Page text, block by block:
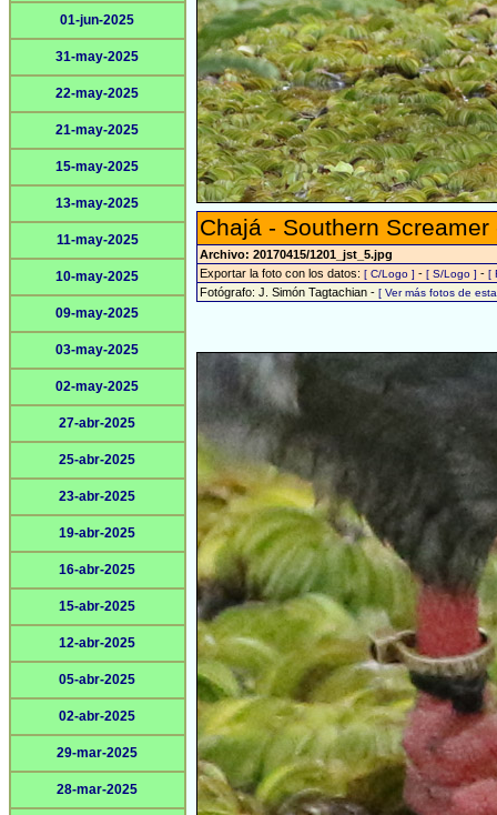
01-jun-2025
31-may-2025
22-may-2025
21-may-2025
15-may-2025
13-may-2025
11-may-2025
10-may-2025
09-may-2025
03-may-2025
02-may-2025
27-abr-2025
25-abr-2025
23-abr-2025
19-abr-2025
16-abr-2025
15-abr-2025
12-abr-2025
05-abr-2025
02-abr-2025
29-mar-2025
28-mar-2025
Chajá - Southern
Archivo: 20170415/1201_jst_5.jpg
Exportar la foto con los datos: [ C/Logo ] - [ S/Logo ] - [
Fotógrafo: J. Simón Tagtachian - [ Ver más fotos de